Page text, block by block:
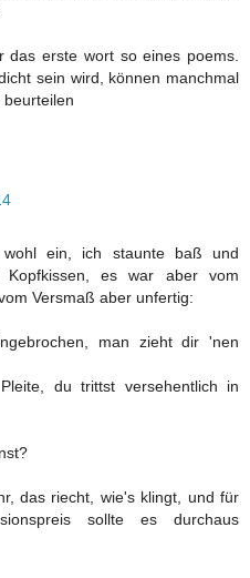
das erste wort so eines poems.
sein wird, können manchmal
ein, ich staunte baß und
es war aber vom
Versmaß aber unfertig:
man zieht dir 'nen
du trittst versehentlich in
das riecht, wie's klingt, und für
sollte es durchaus